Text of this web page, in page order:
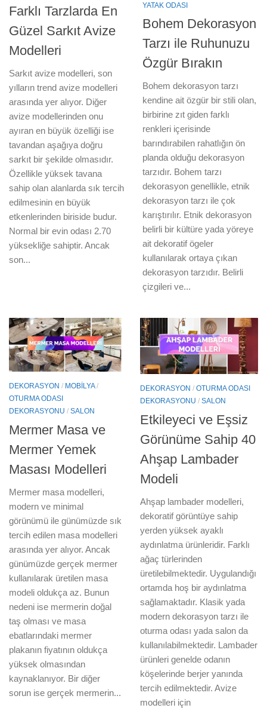
Farklı Tarzlarda En
Güzel Sarkıt Avize
Modelleri
Sarkıt avize modelleri, son
yılların trend avize modelleri
arasında yer alıyor. Diğer
avize modellerinden onu
ayıran en büyük özelliği ise
tavandan aşağıya doğru
sarkıt bir şekilde olmasıdır.
Özellikle yüksek tavana
sahip olan alanlarda sık tercih
edilmesinin en büyük
etkenlerinden biriside budur.
Normal bir evin odası 2.70
yüksekliğe sahiptir. Ancak
son...
YATAK ODASI
Bohem Dekorasyon
Tarzı ile Ruhunuzu
Özgür Bırakın
Bohem dekorasyon tarzı
kendine ait özgür bir stili olan,
birbirine zıt giden farklı
renkleri içerisinde
barındırabilen rahatlığın ön
planda olduğu dekorasyon
tarzıdır. Bohem tarzı
dekorasyon genellikle, etnik
dekorasyon tarzı ile çok
karıştırılır. Etnik dekorasyon
belirli bir kültüre yada yöreye
ait dekoratif ögeler
kullanılarak ortaya çıkan
dekorasyon tarzıdır. Belirli
çizgileri ve...
DEKORASYON / MOBILYA/
OTURMA ODASI
DEKORASYONU / SALON
Mermer Masa ve
Mermer Yemek
Masası Modelleri
Mermer masa modelleri,
modern ve minimal
görünümü ile günümüzde sık
tercih edilen masa modelleri
arasında yer alıyor. Ancak
günümüzde gerçek mermer
kullanılarak üretilen masa
modeli oldukça az. Bunun
nedeni ise mermerin doğal
taş olması ve masa
ebatlarındaki mermer
plakanın fiyatının oldukça
yüksek olmasından
kaynaklanıyor. Bir diğer
sorun ise gerçek mermerin...
DEKORASYON / OTURMA ODASI
DEKORASYONU / SALON
Etkileyeci ve Eşsiz
Görünüme Sahip 40
Ahşap Lambader
Modeli
Ahşap lambader modelleri,
dekoratif görüntüye sahip
yerden yüksek ayaklı
aydınlatma ürünleridir. Farklı
ağaç türlerinden
üretilebilmektedir. Uygulandığı
ortamda hoş bir aydınlatma
sağlamaktadır. Klasik yada
modern dekorasyon tarzı ile
oturma odası yada salon da
kullanılabilmektedir. Lambader
ürünleri genelde odanın
köşelerinde berjer yanında
tercih edilmektedir. Avize
modelleri için